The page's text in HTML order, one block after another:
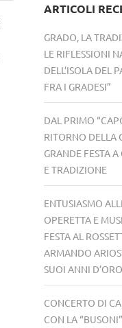
ARTICOLI
GRADO, LA
LE RIFLESSIONI
DELL’ISOLA DEL
FRA I GRADESI”
DAL PRIMO
RITORNO DELLA
GRANDE FESTA
E TRADIZIONE
ENTUSIASMO
OPERETTA E
FESTA AL
ARMANDO
SUOI ANNI
CONCERTO DI
CON LA